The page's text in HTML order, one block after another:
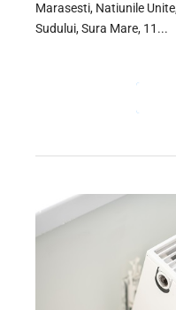
Marasesti, Natiunile
Sudului, Sura Mare, 11...